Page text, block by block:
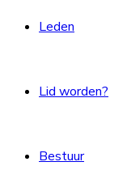
Leden
Lid worden?
Bestuur